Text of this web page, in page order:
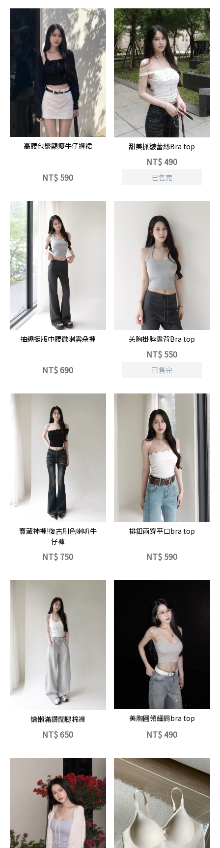
立即選購
高腰包臀顯瘦牛仔褲裙
NT$ 590
甜美抓皺蕾絲Bra top
NT$490
已售完
立即選購
抽繩挺版中腰微喇雲朵褲
NT$690
美胸掛脖露背Bra top
NT$ 550
已售完
立即選購
寶藏神褲!復古刷色喇叭牛
仔褲
NT$ 750
立即選購
排釦兩穿平口bra top
NT$ 590
立即選購
慵懶滿鑽闊腿棉褲
NT$650
立即選購
美胸圓領細肩bra top
NT$490